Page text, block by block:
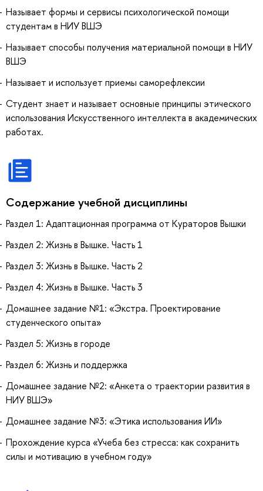
Называет формы и сервисы психологической помощи
студентам в НИУ ВШЭ
Называет способы получения материальной помощи в НИУ
ВШЭ
Называет и использует приемы саморефлексии
Студент знает и называет основные принципы этического
использования Искусственного интеллекта в академических
работах.
Содержание учебной дисциплины
Раздел 1: Адаптационная программа от Кураторов Вышки
Раздел 2: Жизнь в Вышке. Часть 1
Раздел 3: Жизнь в Вышке. Часть 2
Раздел 4: Жизнь в Вышке. Часть 3
Домашнее задание №1: «Экстра. Проектирование
студенческого опыта»
Раздел 5: Жизнь в городе
Раздел 6: Жизнь и поддержка
Домашнее задание №2: «Анкета о траектории развития в
НИУ ВШЭ»
Домашнее задание №3: «Этика использования ИИ»
Прохождение курса «Учеба без стресса: как сохранить
силы и мотивацию в учебном году»